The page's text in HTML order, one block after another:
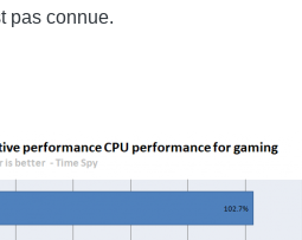
pas connue.